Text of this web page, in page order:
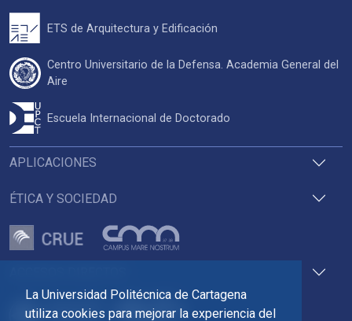
La Universidad Politécnica de Cartagena
utiliza cookies para mejorar la experiencia del
APLICACIONES
ÉTICA Y SOCIEDAD
ETS de Arquitectura y Edificación
Centro Universitario de la Defensa. Academia General del
Aire
Escuela Internacional de Doctorado